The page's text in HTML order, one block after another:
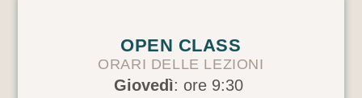
OPEN CLASS
ORARI DELLE LEZIONI
Giovedì: ore 9:30